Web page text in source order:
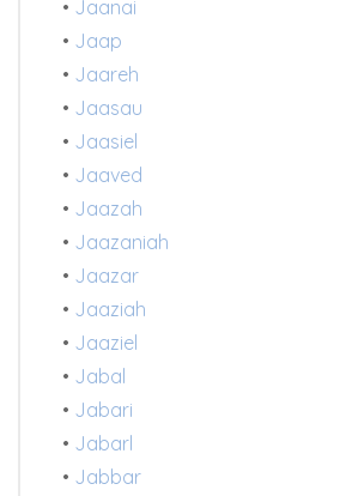
• Jaanai
• Jaap
• Jaareh
• Jaasau
• Jaasiel
• Jaaved
• Jaazah
• Jaazaniah
• Jaazar
• Jaaziah
• Jaaziel
• Jabal
• Jabari
• Jabarl
• Jabbar